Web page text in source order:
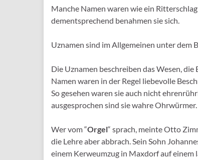
Manche Namen waren wie ein
dementsprechend benahmen sie sich.
Uznamen sind im Allgemeinen unter dem
Die Uznamen beschreiben das Wesen, die
Namen waren in der Regel liebevolle
So gesehen waren sie auch nicht
ausgesprochen sind sie wahre Ohrwürmer.
Wer vom “Orgel“ sprach, meinte Otto
die Lehre aber abbrach. Sein Sohn
einem Kerweumzug in Maxdorf auf